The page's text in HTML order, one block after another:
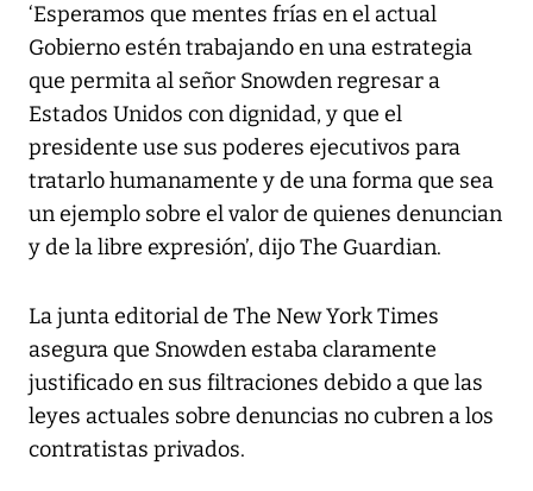
‘Esperamos que mentes frías en el actual
Gobierno estén trabajando en una estrategia
que permita al señor Snowden regresar a
Estados Unidos con dignidad, y que el
presidente use sus poderes ejecutivos para
tratarlo humanamente y de una forma que sea
un ejemplo sobre el valor de quienes denuncian
y de la libre expresión’, dijo The Guardian.
La junta editorial de The New York Times
asegura que Snowden estaba claramente
justificado en sus filtraciones debido a que las
leyes actuales sobre denuncias no cubren a los
contratistas privados.